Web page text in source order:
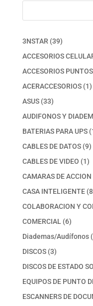
3NSTAR 3939
productos
ACCESORIOS
ACCESORIOS
ACERACCESORIOS 11
ASUS 3333
productos
AUDIFONOS Y
BATERIAS PARA UPS
CABLES DE DATOS 99
CABLES DE VIDEO 11
CAMARAS DE ACCION
CASA INTELIGENTE 8
COLABORACION Y
COMERCIAL 66
Diademas/Audífonos
DISCOS 33
productos
DISCOS DE ESTADO
EQUIPOS DE PUNTO
ESCANNERS DE